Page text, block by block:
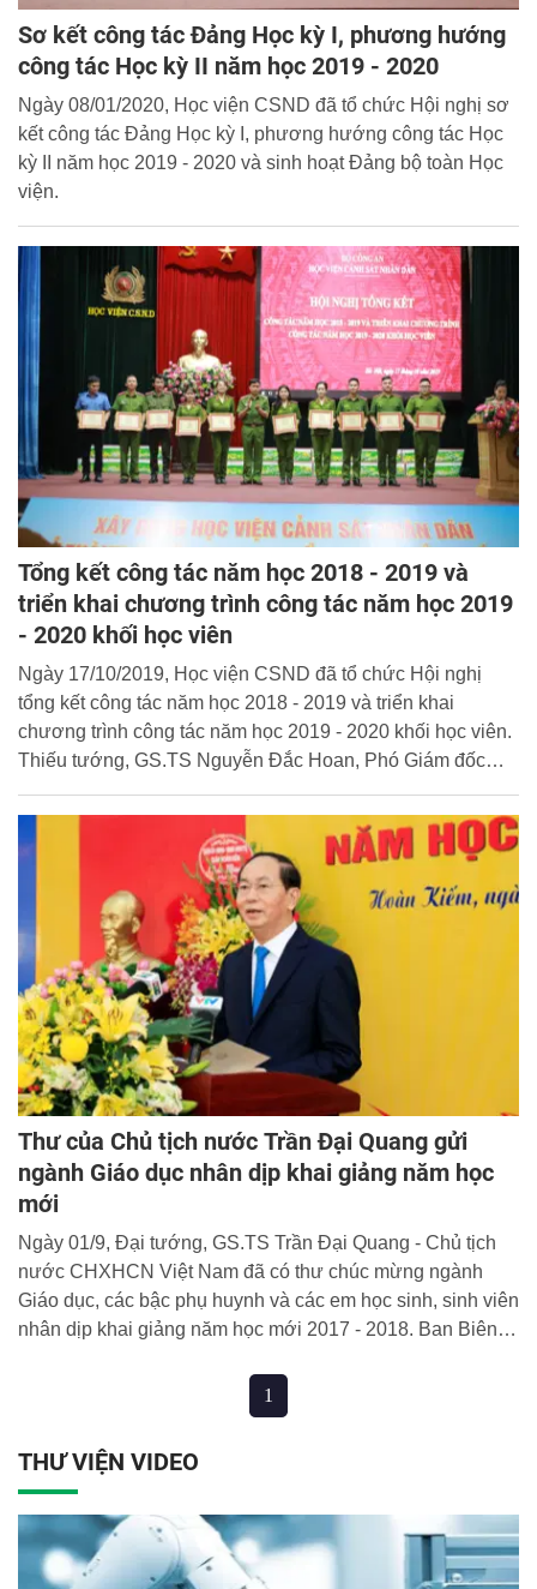
Sơ kết công tác Đảng Học kỳ I, phương hướng
công tác Học kỳ II năm học 2019 - 2020
Ngày 08/01/2020, Học viện CSND đã tổ chức Hội nghị sơ
kết công tác Đảng Học kỳ I, phương hướng công tác Học
kỳ II năm học 2019 - 2020 và sinh hoạt Đảng bộ toàn Học
viện.
Tổng kết công tác năm học 2018 - 2019 và
triển khai chương trình công tác năm học 2019
- 2020 khối học viên
Ngày 17/10/2019, Học viện CSND đã tổ chức Hội nghị
tổng kết công tác năm học 2018 - 2019 và triển khai
chương trình công tác năm học 2019 - 2020 khối học viên.
Thiếu tướng, GS.TS Nguyễn Đắc Hoan, Phó Giám đốc
Thư của Chủ tịch nước Trần Đại Quang gửi
ngành Giáo dục nhân dịp khai giảng năm học
mới
Ngày 01/9, Đại tướng, GS.TS Trần Đại Quang - Chủ tịch
nước CHXHCN Việt Nam đã có thư chúc mừng ngành
Giáo dục, các bậc phụ huynh và các em học sinh, sinh viên
nhân dịp khai giảng năm học mới 2017 - 2018. Ban Biên
giới thiệu đến bạn đọc toàn văn nội dung thư.
1
THƯ VIỆN VIDEO